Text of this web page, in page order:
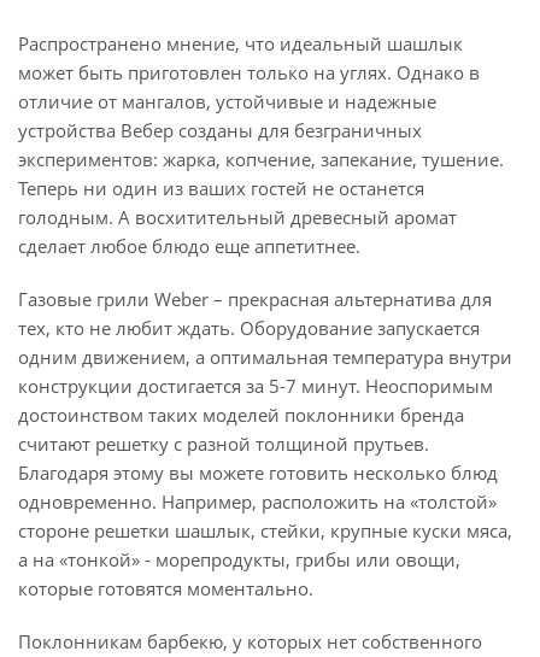
Распространено мнение, что идеальный шашлык
может быть приготовлен только на углях. Однако в
отличие от мангалов, устойчивые и надежные
устройства Вебер созданы для безграничных
экспериментов: жарка, копчение, запекание, тушение.
Теперь ни один из ваших гостей не останется
голодным. А восхитительный древесный аромат
сделает любое блюдо еще аппетитнее.
Газовые грили Weber – прекрасная альтернатива для
тех, кто не любит ждать. Оборудование запускается
одним движением, а оптимальная температура внутри
конструкции достигается за 5-7 минут. Неоспоримым
достоинством таких моделей поклонники бренда
считают решетку с разной толщиной прутьев.
Благодаря этому вы можете готовить несколько блюд
одновременно. Например, расположить на «толстой»
стороне решетки шашлык, стейки, крупные куски мяса,
а на «тонкой» - морепродукты, грибы или овощи,
которые готовятся моментально.
Поклонникам барбекю, у которых нет собственного